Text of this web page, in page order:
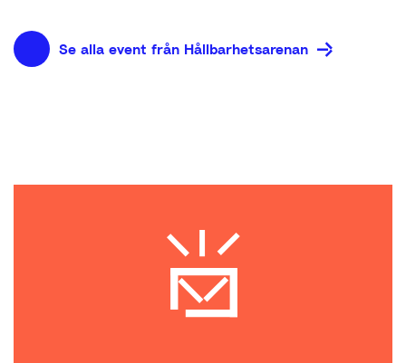
Se alla event från Hållbarhetsarenan